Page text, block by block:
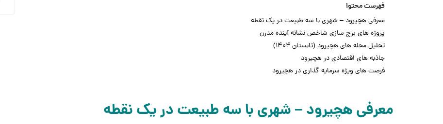
فهرست محتوا
معرفی هچیرود – شهری با سه طبیعت در یک نقطه
پروژه های برج سازی شاخص نشانه آینده مدرن
تحلیل محله های هچیرود (تابستان ۱۴۰۴)
جاذبه های اقتصادی در هچیرود
فرصت های ویژه سرمایه گذاری در هچیرود
معرفی هچیرود – شهری با سه طبیعت در یک نقطه